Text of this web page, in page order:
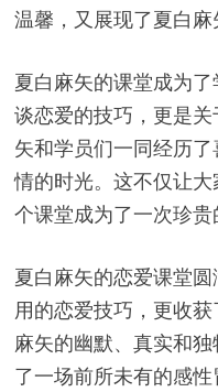
温馨，又展现了夏白麻
夏白麻矢的课堂成为
谈恋爱的技巧，更是
矢和学员们一同经历
情的时光。这不仅让
个课堂成为了一次珍贵
夏白麻矢的恋爱课堂
用的恋爱技巧，更收
麻矢的幽默、真实和
了一场前所未有的感性